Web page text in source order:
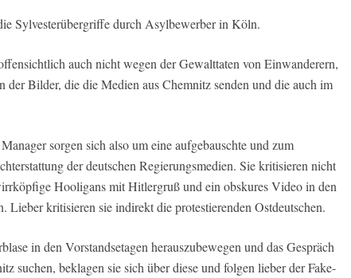
Sylvesterübergriffe durch Asylbewerber in Köln.
auch nicht wegen der Gewalttaten von Einwanderern,
der Bilder, die die Medien aus Chemnitz senden und die auch im
sorgen sich also um eine aufgebauschte und zum
der deutschen Regierungsmedien. Sie kritisieren nicht
Hooligans mit Hitlergruß und ein obskures Video in den
Lieber kritisieren sie indirekt die protestierenden Ostdeutschen.
in den Vorstandsetagen herauszubewegen und das Gespräch
suchen, beklagen sie sich über diese und folgen lieber der Fake-